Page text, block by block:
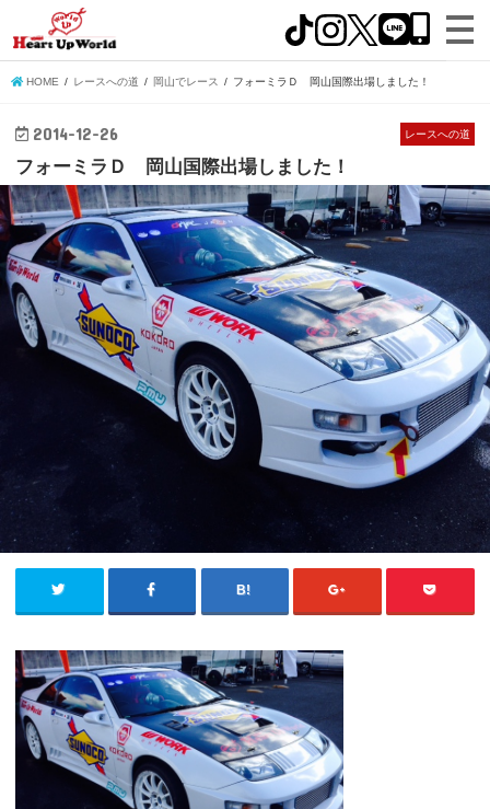
HOME レースへの道 岡山でレース フォーミラＤ 岡山国際出場しました！
レースへの道
2014-12-26
フォーミラＤ 岡山国際出場しました！